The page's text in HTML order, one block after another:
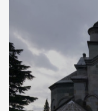
Херсонесі
А потім було